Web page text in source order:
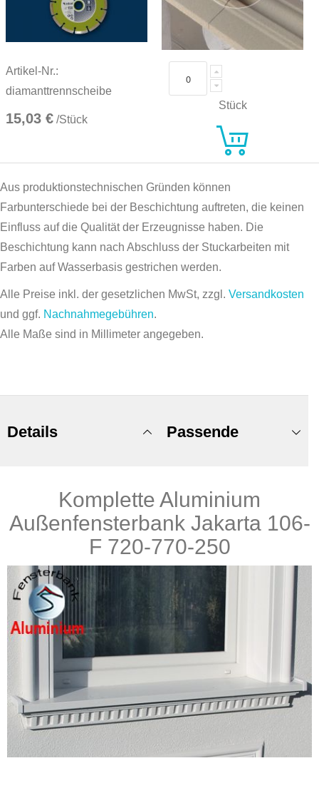
Artikel-Nr.:
diamanttrennscheibe
15,03 € /Stück
Stück
Aus produktionstechnischen Gründen können
Farbunterschiede bei der Beschichtung auftreten, die keinen
Einfluss auf die Qualität der Erzeugnisse haben. Die
Beschichtung kann nach Abschluss der Stuckarbeiten mit
Farben auf Wasserbasis gestrichen werden.
Alle Preise inkl. der gesetzlichen MwSt, zzgl. Versandkosten
und ggf. Nachnahmegebühren.
Alle Maße sind in Millimeter angegeben.
Details
Komplette Aluminium
Außenfensterbank Jakarta 106-
F 720-770-250
Passende
Produkte